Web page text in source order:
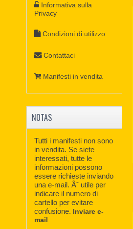
Informativa sulla
Privacy
Condizioni di utilizzo
Contattaci
Manifesti in vendita
NOTAS
Tutti i manifesti non sono
in vendita. Se siete
interessati, tutte le
informazioni possono
essere richieste inviando
una e-mail. Ãˆ utile per
indicare il numero di
cartello per evitare
confusione. Inviare e-
mail